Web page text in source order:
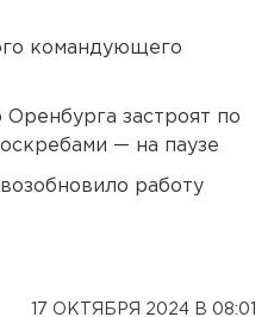
командующего
застроят по
— на паузе
работу
17 ОКТЯБРЯ 2024 В 08:01